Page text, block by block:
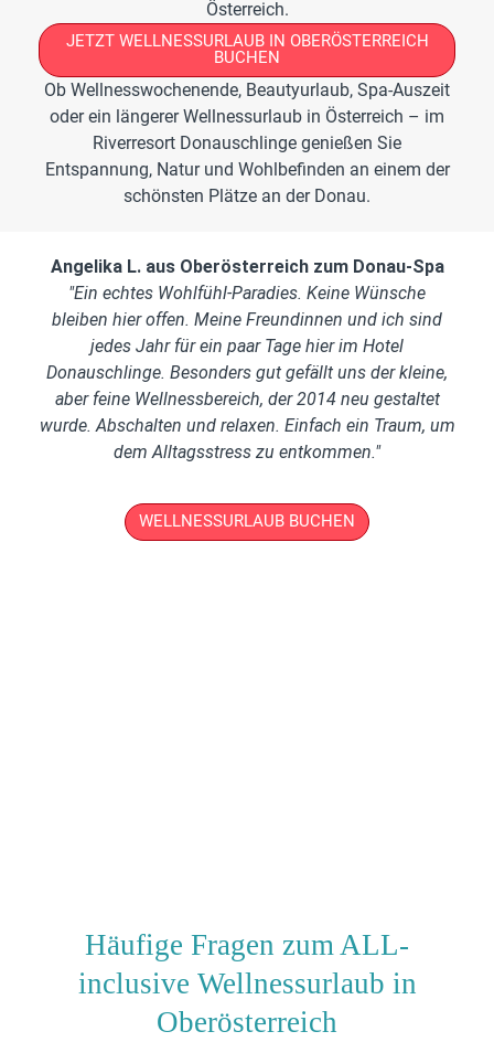
Österreich.
JETZT WELLNESSURLAUB IN OBERÖSTERREICH
BUCHEN
Ob Wellnesswochenende, Beautyurlaub, Spa-Auszeit
oder ein längerer Wellnessurlaub in Österreich – im
Riverresort Donauschlinge genießen Sie
Entspannung, Natur und Wohlbefinden an einem der
schönsten Plätze an der Donau.
Angelika L. aus Oberösterreich zum Donau-Spa
"Ein echtes Wohlfühl-Paradies. Keine Wünsche
bleiben hier offen. Meine Freundinnen und ich sind
jedes Jahr für ein paar Tage hier im Hotel
Donauschlinge. Besonders gut gefällt uns der kleine,
aber feine Wellnessbereich, der 2014 neu gestaltet
wurde. Abschalten und relaxen. Einfach ein Traum, um
dem Alltagsstress zu entkommen."
WELLNESSURLAUB BUCHEN
Häufige Fragen zum ALL-
inclusive Wellnessurlaub in
Oberösterreich